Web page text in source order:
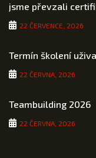
jsme převzali
22 ČERVENCE, 2026
Termín školení
22 ČERVNA, 2026
Teambuilding 2026
22 ČERVNA, 2026